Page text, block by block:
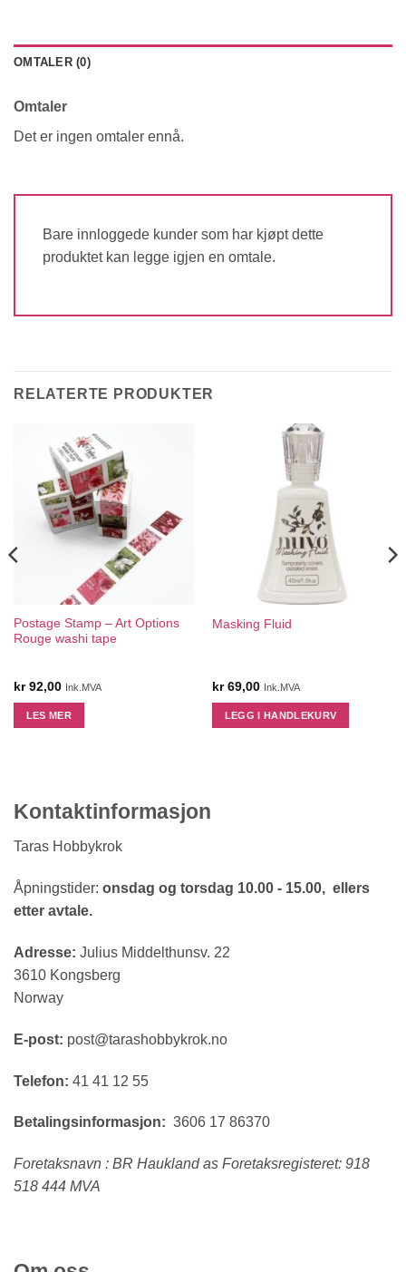
OMTALER (0)
Omtaler
Det er ingen omtaler ennå.
Bare innloggede kunder som har kjøpt dette
produktet kan legge igjen en omtale.
RELATERTE PRODUKTER
Postage Stamp – Art Options
Rouge washi tape
kr92,00 Ink.MVA
LES MER
Masking Fluid
kr69,00 Ink.MVA
LEGG I HANDLEKURV
Kontaktinformasjon
Taras Hobbykrok
Åpningstider: onsdag og torsdag 10.00 - 15.00, ellers
etter avtale.
Adresse: Julius Middelthunsv. 22
3610 Kongsberg
Norway
E-post: post@tarashobbykrok.no
Telefon: 41 41 12 55
Betalingsinformasjon: 3606 17 86370
Foretaksnavn : BR Haukland as Foretaksregisteret: 918
518 444 MVA